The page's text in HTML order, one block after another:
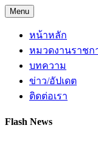
Skip
to
content
Menu
หน้าหลัก
หมวดงานราชก
บทความ
ข่าว/อัปเดต
ติดต่อเรา
Flash News